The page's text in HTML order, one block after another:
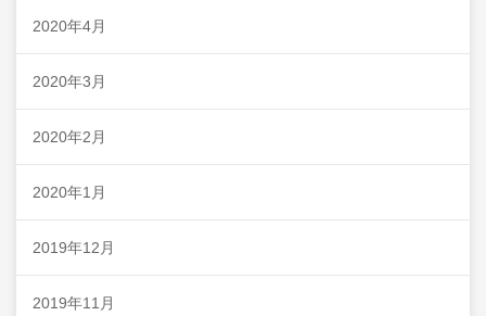
2020年4月
2020年3月
2020年2月
2020年1月
2019年12月
2019年11月